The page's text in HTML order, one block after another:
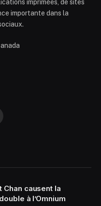
imprimées, de sites
importante dans la
Chan causent la
à l’Omnium